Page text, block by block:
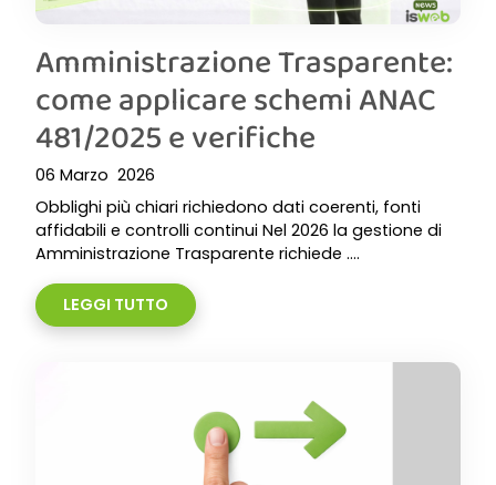
Amministrazione Trasparente:
come applicare schemi ANAC
481/2025 e verifiche
06 Marzo 2026
Obblighi più chiari richiedono dati coerenti, fonti
affidabili e controlli continui Nel 2026 la gestione di
Amministrazione Trasparente richiede ....
LEGGI TUTTO